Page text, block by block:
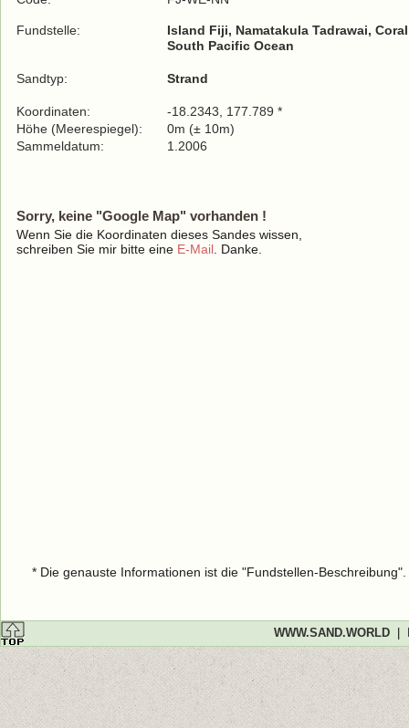
Fundstelle:
Island Fiji, Namatakula Tadrawai,
South Pacific Ocean
Sandtyp: Strand
Koordinaten:
-18.2343, 177.789 *
Höhe (Meerespiegel):
0m (± 10m)
Sammeldatum:
1.2006
Sorry, keine "Google Map" vorhanden !
Wenn Sie die Koordinaten dieses Sandes wissen,
schreiben Sie mir bitte eine E-Mail . Danke.
* Die genauste Informationen ist die "Fundstellen-
WWW.SAND.WORLD|